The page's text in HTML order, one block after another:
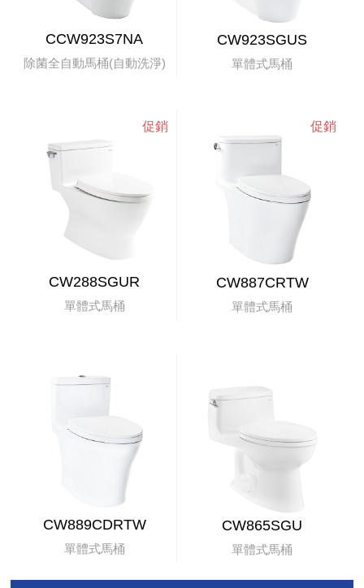
CCW923S7NA
除菌全自動馬桶(自動洗淨)
CW923SGUS
單體式馬桶
CW288SGUR
單體式馬桶
CW887CRTW
單體式馬桶
CW889CDRTW
單體式馬桶
CW865SGU
單體式馬桶